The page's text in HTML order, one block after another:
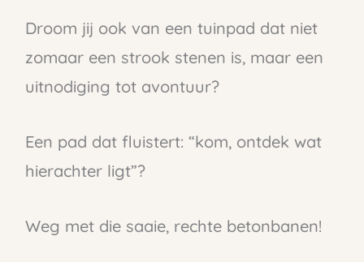
Droom jij ook van een tuinpad dat niet
zomaar een strook stenen is, maar een
uitnodiging tot avontuur?
Een pad dat fluistert: “kom, ontdek wat
hierachter ligt”?
Weg met die saaie, rechte betonbanen!